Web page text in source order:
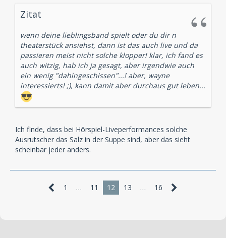
Zitat
wenn deine lieblingsband spielt oder du dir n
theaterstück ansiehst, dann ist das auch live und da
passieren meist nicht solche klopper! klar, ich fand es
auch witzig, hab ich ja gesagt, aber irgendwie auch
ein wenig "dahingeschissen"...! aber, wayne
interessierts! ;), kann damit aber durchaus gut leben...
Ich finde, dass bei Hörspiel-Liveperformances solche
Ausrutscher das Salz in der Suppe sind, aber das sieht
scheinbar jeder anders.
1 … 11 12 13 … 16